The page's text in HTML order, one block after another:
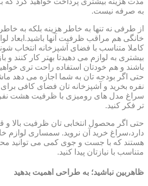
به صرفه نیست.
از طرفی نه تنها به خاطر هزینه بلکه به
خانگی هم مراقب ظرفیت آنها باشید.ابعاد
کاملا متناسب با فضای آشپزخانه انتخاب
بیشتری به لوازم می دهیدتا بهتر کار کنند و
باشند و هم خودتان استفاده راحت تری
نفره بخرید و آشپزخانه تان فضای کافی برای
سراغ مدل های رومیزی با ظرفیت هشت
تر فکر کنید.
حتی اگر محصول انتخابی تان ظرفیت بالا و
دارد،سراغ خرید آن نروید. سمساری لوازم
هستند که با جست و جوی کمی می توانید
متناسب با نیازتان پیدا کنید.
ظاهربین نباشید؛ به طراحی اهمیت بدهید